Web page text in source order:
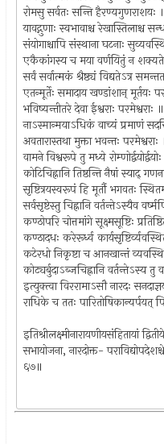
रोमसु सर्वतः सन्ति हैरण्यगुणराशयः
यावद्गुणाः स्वभावाश्च रेखास्तिलाश्च
संयोगाश्चापि संस्थाना घटनाः
एकैकांगस्य च मया वर्णयितुं न
सर्वं सर्वात्मकं श्रैष्ठ्यं विद्यतेऽत्र
एतन्मूर्तेः समादाय खण्डांशान् मूर्तयः
भविष्यन्तीतरे देवा ईश्वराः परमेश्वराः
नाऽस्मान्मयाऽधिकं वाच्यं प्रमाणं
अवतारास्तथा मुक्ता भवन्तः
वामने विश्वरूपे तु मध्ये
कोटिचिह्नानि तिष्ठन्ति नैषां स्याद्
सृष्टित्रयस्वरूपं हि मूर्तौ भगवतः
सर्वसृष्टेस्तु चिह्नानि वर्तन्तेऽस्यैव
कण्ठोपरि चोत्तमांगे सूक्ष्मसूष्टिः
कण्ठादधः करेरूर्ध्व
कटेरधो निकृष्टा च आनखान्तं
कोट्यर्बुदाऽब्जचिह्नानि वर्तन्तेऽस्य तु
इत्युक्त्वा विररामाऽसौ नारदः
राधिके च ततः पारितोषिकान्यर्पयत्
इतिश्रीलक्ष्मीनारायणीयसंहितायां
सभायोजना, नारदोक्त-
६७॥